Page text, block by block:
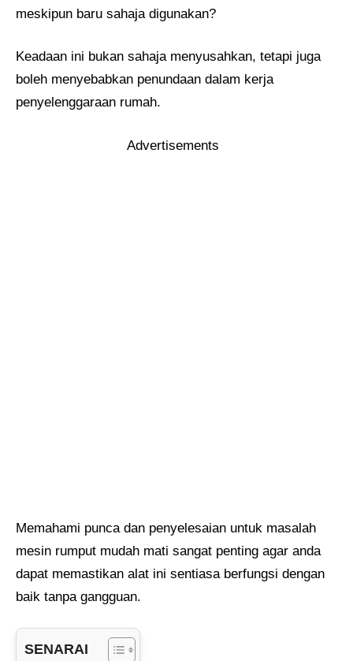
meskipun baru sahaja digunakan?
Keadaan ini bukan sahaja menyusahkan, tetapi juga
boleh menyebabkan penundaan dalam kerja
penyelenggaraan rumah.
Advertisements
Memahami punca dan penyelesaian untuk masalah
mesin rumput mudah mati sangat penting agar anda
dapat memastikan alat ini sentiasa berfungsi dengan
baik tanpa gangguan.
SENARAI